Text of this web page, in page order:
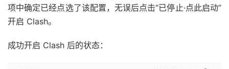
项中确定已经点选了该配置，无误后点击“已停止·点此启动”
开启 Clash。
成功开启 Clash 后的状态：